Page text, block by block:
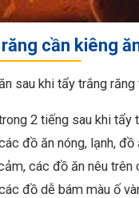
cần kiêng
sau khi tẩy trắng
2 tiếng sau khi tẩy
đồ ăn nóng, lạnh,
các đồ ăn nêu trên
đồ dễ bám màu ố